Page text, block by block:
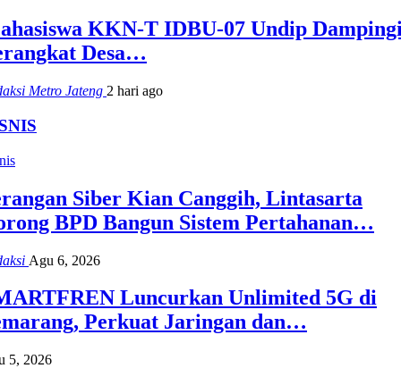
KKN-T IDBU-07 Undip
Desa…
Metro Jateng 2 hari ago
Siber Kian Canggih, Lintasarta
BPD Bangun Sistem Pertahanan…
Agu 6, 2026
Luncurkan Unlimited 5G di
Perkuat Jaringan dan…
5, 2026